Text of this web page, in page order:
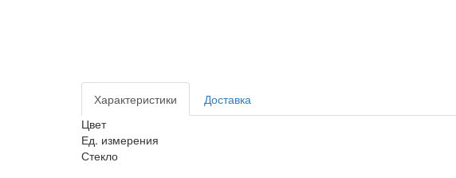
Характеристики
Доставка
Цвет
Ед. измерения
Стекло